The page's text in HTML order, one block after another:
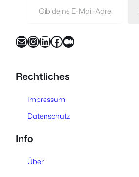
E-Mail InstagramLinkedIn Facebook Medium
Rechtliches
Impressum
Datenschutz
Info
Über